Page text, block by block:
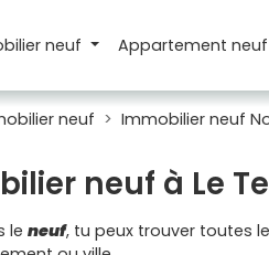
neuf Appartement neuf
neuf Immobilier neuf
neuf à Le
le neuf, tu peux trouver toutes